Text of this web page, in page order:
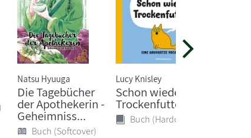
Natsu Hyuuga
Die Tagebücher
der Apothekerin -
Geheimniss...
Buch (Softcover)
Lucy Knisley
Schon wieder
Trockenfutter?
Buch (Hardcover)